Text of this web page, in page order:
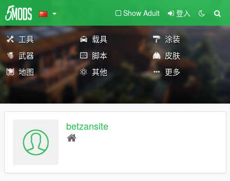
Show Adult 登入
工具 载具
涂装
武器
脚本
皮肤
地图
其他 更多
betzansite